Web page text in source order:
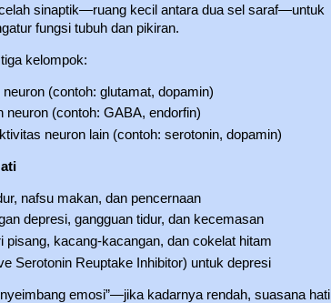
sinaptik—ruang kecil antara dua sel saraf—untuk
fungsi tubuh dan pikiran.
kelompok:
(contoh: glutamat, dopamin)
neuron (contoh: GABA, endorfin)
neuron lain (contoh: serotonin, dopamin)
nafsu makan, dan pencernaan
depresi, gangguan tidur, dan kecemasan
pisang, kacang-kacangan, dan cokelat hitam
Serotonin Reuptake Inhibitor) untuk depresi
emosi”—jika kadarnya rendah, suasana hati